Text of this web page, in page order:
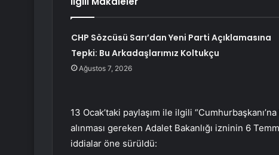
CHP Sözcüsü Sarı’dan Yeni Parti Açıklamasına
Tepki: Bu Arkadaşlarımız Koltukçu
Ağustos 7, 2026
13 Ocak’taki paylaşım ile ilgili
alınması gereken Adalet Bakanlığı izninin 6
iddialar öne sürüldü: